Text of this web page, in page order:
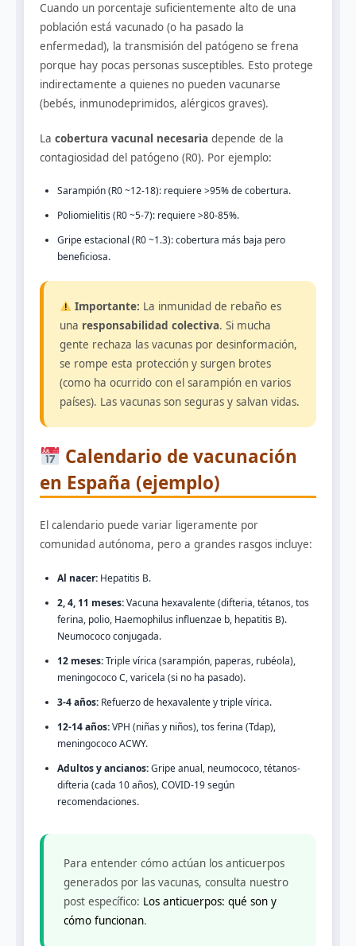
Cuando un porcentaje suficientemente alto de una
población está vacunado (o ha pasado la
enfermedad), la transmisión del patógeno se frena
porque hay pocas personas susceptibles. Esto protege
indirectamente a quienes no pueden vacunarse
(bebés, inmunodeprimidos, alérgicos graves).
La cobertura vacunal necesaria depende de la
contagiosidad del patógeno (R0). Por ejemplo:
Sarampión (R0 ~12-18): requiere >95% de cobertura.
Poliomielitis (R0 ~5-7): requiere >80-85%.
Gripe estacional (R0 ~1.3): cobertura más baja pero
beneficiosa.
Importante: La inmunidad de rebaño es
una responsabilidad colectiva. Si mucha
gente rechaza las vacunas por desinformación,
se rompe esta protección y surgen brotes
(como ha ocurrido con el sarampión en varios
países). Las vacunas son seguras y salvan vidas.
Calendario de vacunación
en España (ejemplo)
El calendario puede variar ligeramente por
comunidad autónoma, pero a grandes rasgos incluye:
Al nacer: Hepatitis B.
2, 4, 11 meses:Vacuna hexavalente (difteria, tétanos, tos
ferina, polio, Haemophilus influenzae b, hepatitis B).
Neumococo conjugada.
12 meses:Triple vírica (sarampión, paperas, rubéola),
meningococo C, varicela (si no ha pasado).
3-4 años: Refuerzo de hexavalente y triple vírica.
12-14 años:VPH (niñas y niños), tos ferina (Tdap),
meningococo ACWY.
Adultos y ancianos:Gripe anual, neumococo, tétanos-
difteria (cada 10 años), COVID-19 según
recomendaciones.
Para entender cómo actúan los anticuerpos
generados por las vacunas, consulta nuestro
post específico: Los anticuerpos: qué son y
cómo funcionan.